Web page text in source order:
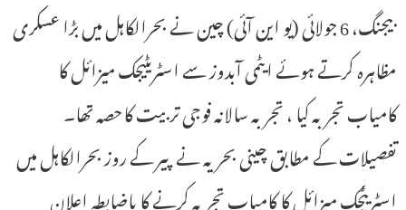
بیجنگ، 6 جولائی (یو این آئی) چین نے بحرالکاہل میں بڑا عسکری
مظاہرہ کرتے ہوئے ایٹمی آبدوز سے اسٹریٹیجک میزائل کا
کامیاب تجربہ کیا ، تجربہ سالانہ فوجی تربیت کاحصہ تھا۔
تفصیلات کے مطابق چینی بحریہ نے پیر کے روز بحرالکاہل میں
اسٹریٹجک میزائل کا کامیاب تجربہ کرنے کا باضابطہ اعلان